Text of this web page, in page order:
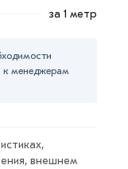
нанашем
тоннами.
мышкой
за 1 метр
к менеджерам
внешнем